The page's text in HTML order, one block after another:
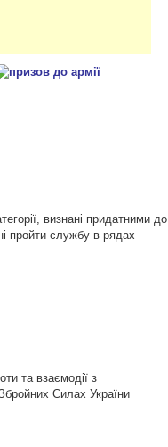
визнані придатними до
пройти службу в рядах
та взаємодії з
Силах України